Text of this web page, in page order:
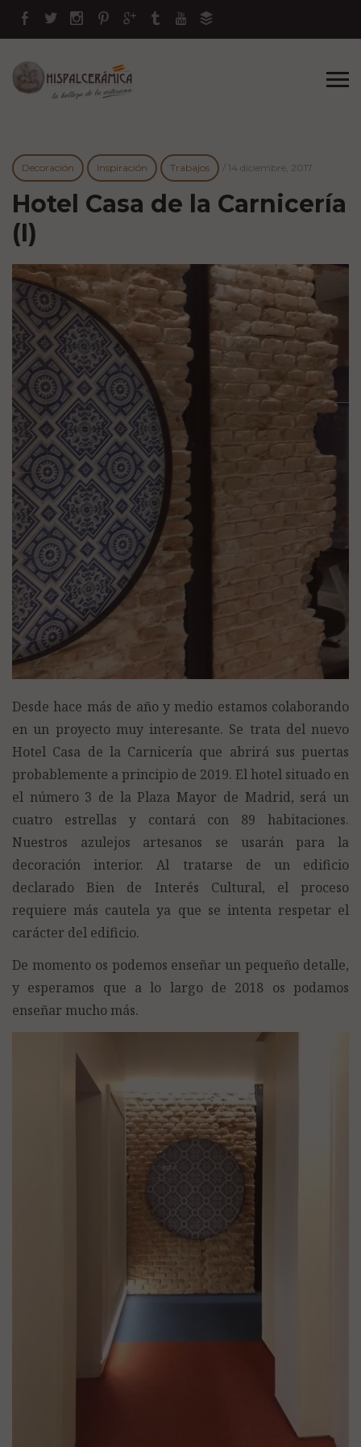
Decoración Inspiración Trabajos / 14 diciembre, 2017
Hotel Casa de la Carnicería
(I)
Desde hace más de año y medio estamos colaborando
en un proyecto muy interesante. Se trata del nuevo
Hotel Casa de la Carnicería que abrirá sus puertas
probablemente a principio de 2019. El hotel situado en
el número 3 de la Plaza Mayor de Madrid, será un
cuatro estrellas y contará con 89 habitaciones.
Nuestros azulejos artesanos se usarán para la
decoración interior. Al tratarse de un edificio
declarado Bien de Interés Cultural, el proceso
requiere más cautela ya que se intenta respetar el
carácter del edificio.
De momento os podemos enseñar un pequeño detalle,
y esperamos que a lo largo de 2018 os podamos
enseñar mucho más.